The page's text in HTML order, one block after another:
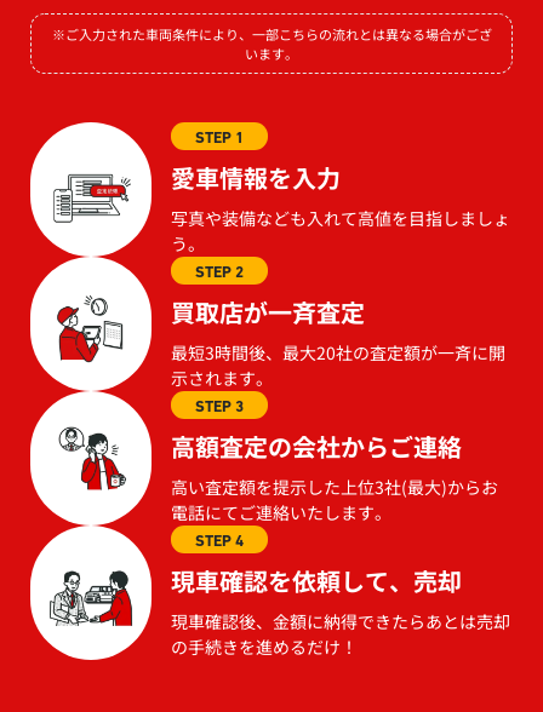
※ご入力された車両条件により、一部こちらの流れとは異なる場合がござ
います。
STEP 1
愛車情報を入力
写真や装備なども入れて高値を目指しましょ
う。
STEP 2
買取店が一斉査定
最短3時間後、最大20社の査定額が一斉に開
示されます。
STEP 3
高額査定の会社からご連絡
高い査定額を提示した上位3社(最大)からお
電話にてご連絡いたします。
STEP 4
現車確認を依頼して、売却
現車確認後、金額に納得できたらあとは売却
の手続きを進めるだけ！